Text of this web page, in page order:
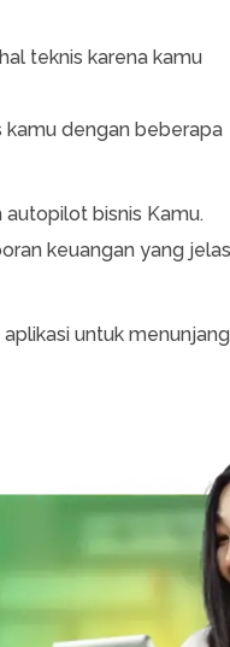
teknis karena kamu
kamu dengan beberapa
bisnis Kamu.
keuangan yang jelas
untuk menunjang